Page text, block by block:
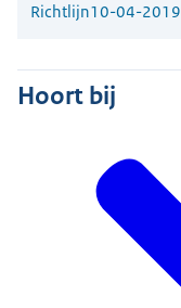
Richtlijn10-04-2019
Hoort bij